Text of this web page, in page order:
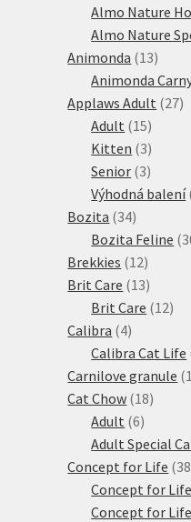
Almo Nature
Almo Nature
Animonda 1313
Animonda
Applaws Adult 2727
Adult 1515
Kitten 33
Senior 33
Výhodná balení
Bozita 3434
produktů
Bozita Feline
Brekkies 1212
Brit Care 1313
Brit Care 1212
Calibra 44
produkty
Calibra Cat Life
Carnilove granule
Cat Chow 1818
Adult 66
Adult Special
Concept for Life 38
Concept for
Concept for